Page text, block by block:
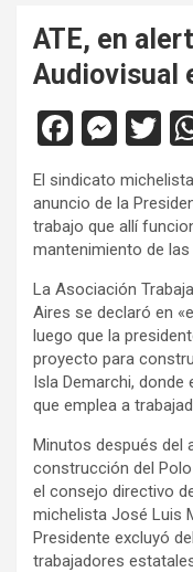
ATE, en
Audiovisual
F
a
ce
b
o
o
k
M
es
se
n
g
er
T
wi
tt
er
El sindicato
anuncio de la
trabajo que allí
mantenimiento de las
La Asociación
Aires se declaró en
luego que la
proyecto para
Isla Demarchi,
que emplea a
Minutos después del
construcción del
el consejo directivo
michelista José Luis
Presidente excluyó
trabajadores